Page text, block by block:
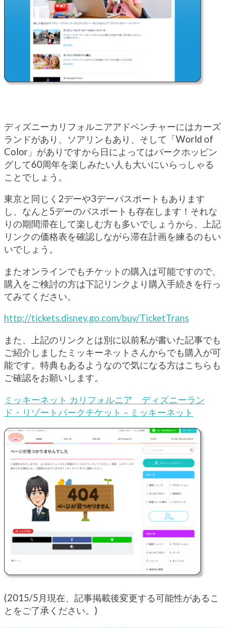
ディズニーカリフォルニアアドベンチャーにはカーズ
ランドがあり、ソアリンもあり、そして「World of
Color」がありですから日によってはパークホッピン
グして60周年を楽しみたい人も大いにいらっしゃる
ことでしょう。
東京と同じく2デーや3デーパスポートもあります
し、なんと5デーのパスポートも存在します！それな
りの期間滞在して楽しむ方も多いでしょうから、上記
リンクの価格表を確認しながら滞在計画を練るのもい
いでしょう。
またオンラインでもチケットの購入は可能ですので、
購入をご検討の方は下記リンクより購入手続きを行っ
てみてください。
http://tickets.disney.go.com/buy/TicketTrans
また、上記のリンクとは別に以前私が書いた記事でも
ご紹介しましたミッキーネットさんからでも購入が可
能です。特典もあるようなので気になる方はこちらも
ご確認をお願いします。
ミッキーネット カリフォルニア ディズニーラン
ド・リゾートパークチケット – ミッキーネット
(2015/5月現在、記事掲載後変更する可能性があるこ
とをご了承ください。)